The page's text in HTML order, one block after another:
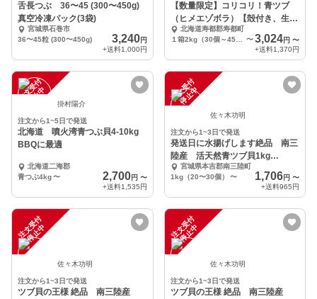
舌長つぶ 36〜45 (300〜450g)
真空冷凍パック(3袋)
宮城県石巻市
36〜45粒 (300〜450g)
3,240円
+送料1,000円
【数量限定】コリコリ！青ツブ
（ヒメエゾボラ）【殻付き、生食
可】北海道寿都郡寿都町
１箱2kg（30個～45個程度）
〜3,024円 〜
+送料1,370円
注
文
受
付
停
止
中 掛村陽介
注文から1~5日で発送
北海道 噴火湾青つぶ貝4-10kg
BBQに最適
北海道二海郡
青つぶ4kg〜 2,700円 〜
+送料1,535円
注
文
受
付
停
止
中
佐々木功明
注文から1~3日で発送
発送日に水揚げします絶品 南三
陸産 活天然青ツブ貝1kg
(20~30個前後)
宮城県本吉郡南三陸町
1kg（20〜30個）
〜 1,706円 〜
+送料965円
注
文
受
付
停
止
中
佐々木功明
注文から1~3日で発送
ツブ貝の王様 絶品 南三陸産
注
文
受
付
停
止
中
佐々木功明
注文から1~3日で発送
ツブ貝の王様 絶品 南三陸産